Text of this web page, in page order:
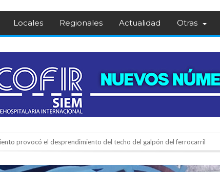
Locales Regionales Actualidad Otras
provocó el desprendimiento del techo del galpón del ferrocarril